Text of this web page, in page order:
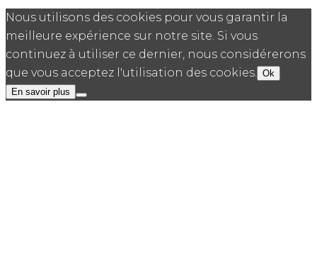
Nous utilisons des cookies pour vous garantir la
meilleure expérience sur notre site. Si vous
continuez à utiliser ce dernier, nous considérerons
que vous acceptez l'utilisation des cookies. Ok
En savoir plus